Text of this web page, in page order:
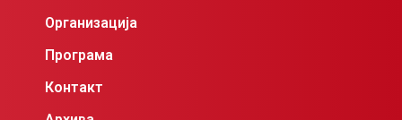
Организација
Програма
Контакт